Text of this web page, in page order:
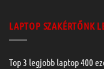
LAPTOP SZAKÉRTŐNK
Top 3 legjobb laptop 400